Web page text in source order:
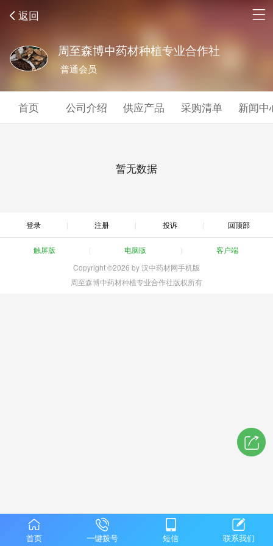
返回
周至森博中药材种植专业合作社
普通会员
首页 公司介绍 供应产品 采购清单 新闻中
暂无数据
登录 注册 投诉 回顶部
触屏版 电脑版
客户端
Copyright ©2026 by 汉中药材网手机版
周至森博中药材种植专业合作社版权所有
首页 一键拨号 短信 联系我们